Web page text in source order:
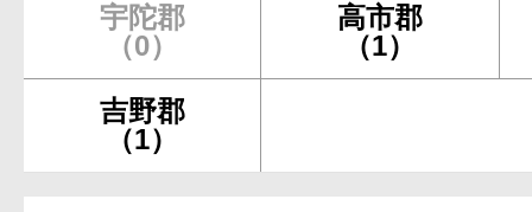
宇陀郡
（0）
高市郡
（1）
吉野郡
（1）